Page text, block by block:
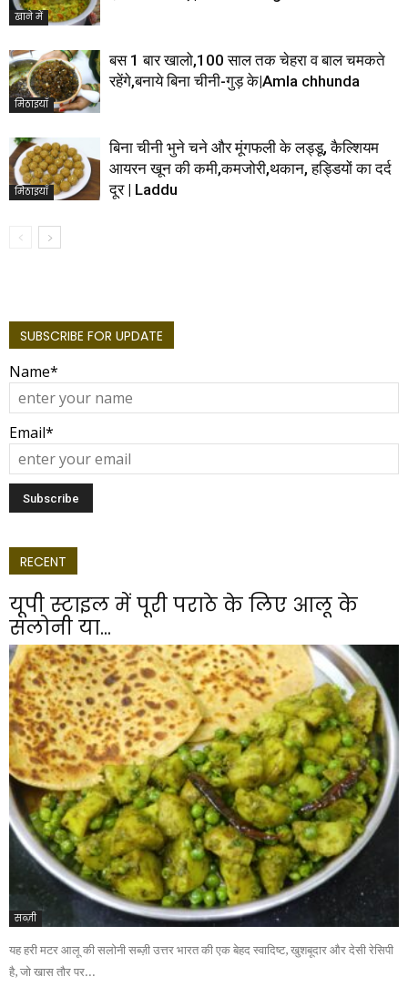
खाने में
मिठाइयाँ
बस 1 बार खालो,100 साल तक चेहरा व बाल चमकते
रहेंगे,बनाये बिना चीनी-गुड़ के|Amla chhunda
मिठाइयाँ
बिना चीनी भुने चने और मूंगफली के लड्डू, कैल्शियम
आयरन खून की कमी,कमजोरी,थकान, हड्डियों का दर्द
दूर | Laddu
SUBSCRIBE FOR UPDATE
Name*
Email*
RECENT
यूपी स्टाइल में पूरी पराठे के लिए आलू के
सलोनी या...
सब्ज़ी
यह हरी मटर आलू की सलोनी सब्ज़ी उत्तर भारत की एक बेहद स्वादिष्ट, खुशबूदार और देसी रेसिपी
है, जो खास तौर पर...